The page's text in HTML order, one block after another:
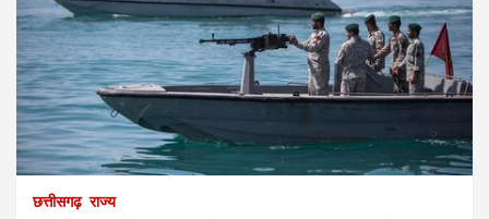
छत्तीसगढ़ राज्य